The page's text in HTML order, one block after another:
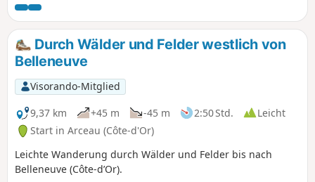
Sie wandern am Ignon entlang, mit seinem Waschhaus und
seiner alten Mühle, und gelangen zum Mont de Marcilly,
von wo aus Sie einen herrlichen Blick auf das Tille-Tal
haben.Durch Wälder und Felder westlich von
Belleneuve
Visorando-Mitglied
9,37 km
+45 m -45 m 2:50 Std.
Leicht
Start in Arceau (Côte-d'Or)
Leichte Wanderung durch Wälder und Felder bis nach
Belleneuve (Côte-d’Or).